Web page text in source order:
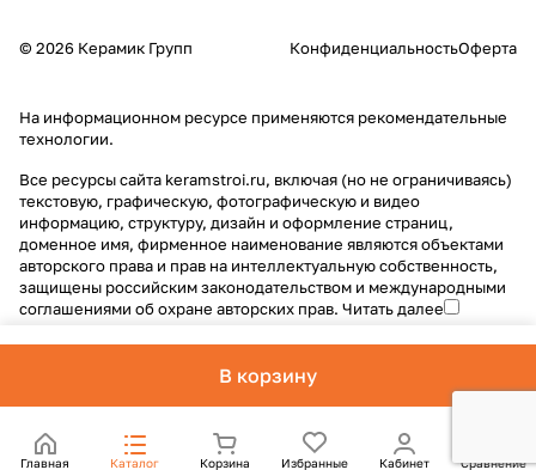
В корзину
Главная Каталог Корзина Избранные Кабинет Сравнение
© 2026 Керамик Групп КонфиденциальностьОферта
На информационном ресурсе применяются рекомендательные
технологии.
Все ресурсы сайта keramstroi.ru, включая (но не ограничиваясь)
текстовую, графическую, фотографическую и видео
информацию, структуру, дизайн и оформление страниц,
доменное имя, фирменное наименование являются объектами
авторского права и прав на интеллектуальную собственность,
защищены российским законодательством и международными
соглашениями об охране авторских прав. Читать далее